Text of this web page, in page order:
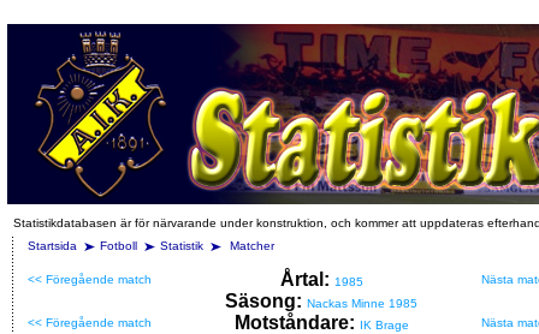
Statistikdatabasen är för närvarande under konstruktion, och kommer att uppdateras
Startsida
Fotboll Statistik Matcher
<< Föregående match Årtal: 1985 Nästa
Säsong: Nackas Minne 1985
<< Föregående match
Motståndare: IK Brage Nästa